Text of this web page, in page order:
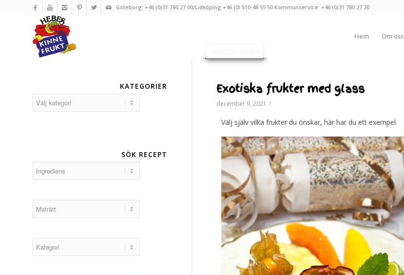
Göteborg: +46 (0)31 780 27 00/Lidköping:+46 (0) 510-48 55 50 Kommunservice: +46 (0)31 780 27 20
Hem Om oss
Exotiska frukter med glass
december 9, 2021 /
Välj själv vilka frukter du önskar, här har du ett exempel.
KATEGORIER
SÖK RECEPT